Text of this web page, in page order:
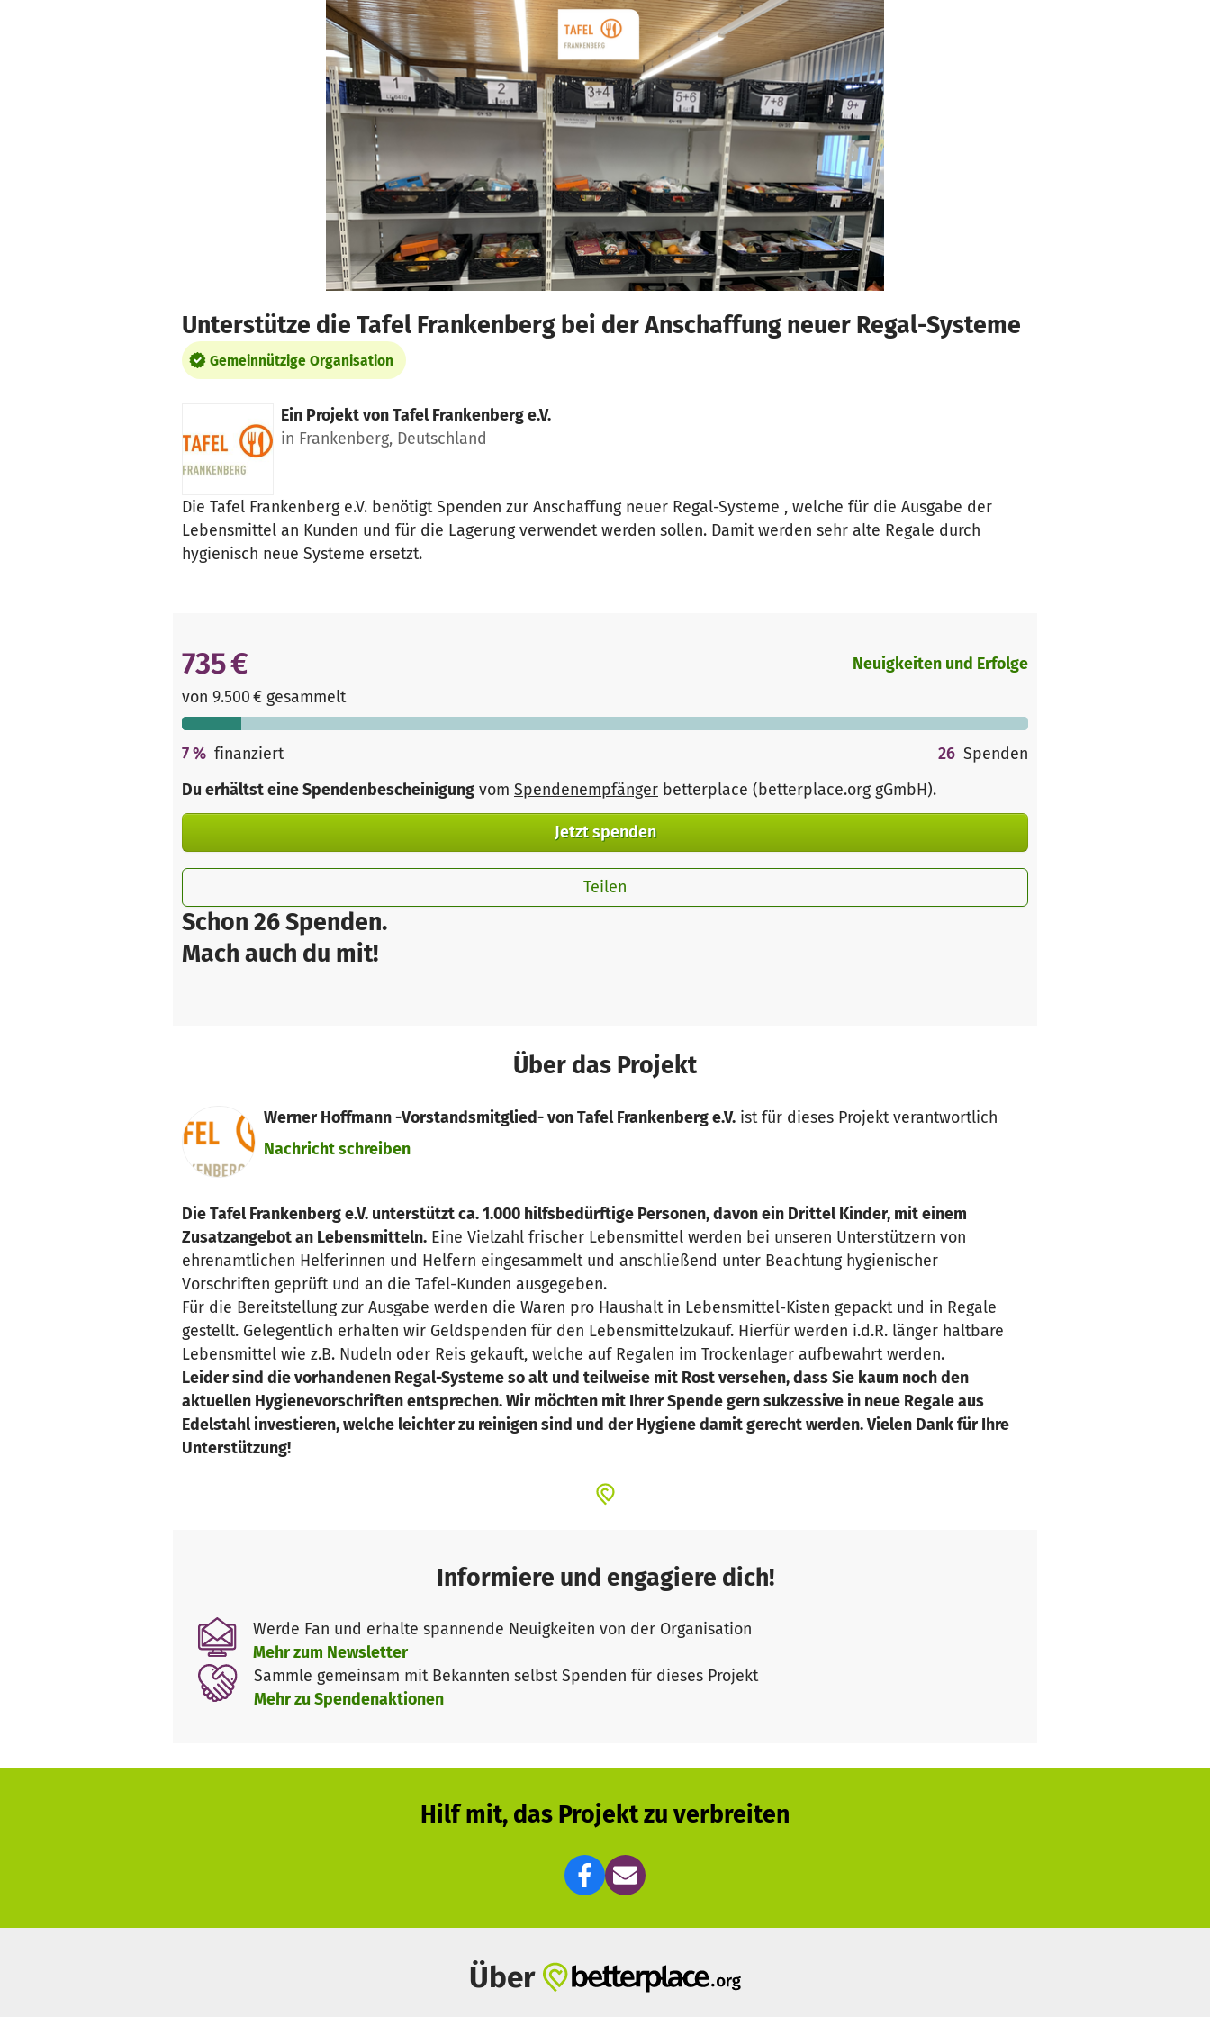
Unterstütze die Tafel Frankenberg bei der Anschaffung neuer Regal-Systeme
Gemeinnützige Organisation
Ein Projekt vonTafel Frankenberg e.V.
in Frankenberg, Deutschland
Die Tafel Frankenberg e.V. benötigt Spenden zur Anschaffung neuer Regal-Systeme , welche für die Ausgabe der
Lebensmittel an Kunden und für die Lagerung verwendet werden sollen. Damit werden sehr alte Regale durch
hygienisch neue Systeme ersetzt.
Schon 26 Spenden.
Mach auch du mit!
735 €
von 9.500 € gesammelt
Neuigkeiten und Erfolge
7% finanziert 26 Spenden
Du erhältst eine Spendenbescheinigung vom Spendenempfänger betterplace (betterplace.org gGmbH).
Jetzt spenden
Teilen
Über das Projekt
Werner Hoffmann -Vorstandsmitglied- von Tafel Frankenberg e.V.ist für dieses Projekt verantwortlich
Nachricht schreiben
Die Tafel Frankenberg e.V. unterstützt ca. 1.000 hilfsbedürftige Personen, davon ein Drittel Kinder, mit einem
Zusatzangebot an Lebensmitteln. Eine Vielzahl frischer Lebensmittel werden bei unseren Unterstützern von
ehrenamtlichen Helferinnen und Helfern eingesammelt und anschließend unter Beachtung hygienischer
Vorschriften geprüft und an die Tafel-Kunden ausgegeben.
Für die Bereitstellung zur Ausgabe werden die Waren pro Haushalt in Lebensmittel-Kisten gepackt und in Regale
gestellt. Gelegentlich erhalten wir Geldspenden für den Lebensmittelzukauf. Hierfür werden i.d.R. länger haltbare
Lebensmittel wie z.B. Nudeln oder Reis gekauft, welche auf Regalen im Trockenlager aufbewahrt werden.
Leider sind die vorhandenen Regal-Systeme so alt und teilweise mit Rost versehen, dass Sie kaum noch den
aktuellen Hygienevorschriften entsprechen. Wir möchten mit Ihrer Spende gern sukzessive in neue Regale aus
Edelstahl investieren, welche leichter zu reinigen sind und der Hygiene damit gerecht werden. Vielen Dank für Ihre
Unterstützung!
Informiere und engagiere dich!
Werde Fan und erhalte spannende Neuigkeiten von der Organisation
Mehr zum Newsletter
Sammle gemeinsam mit Bekannten selbst Spenden für dieses Projekt
Mehr zu Spendenaktionen
Hilf mit, das Projekt zu verbreiten
Über